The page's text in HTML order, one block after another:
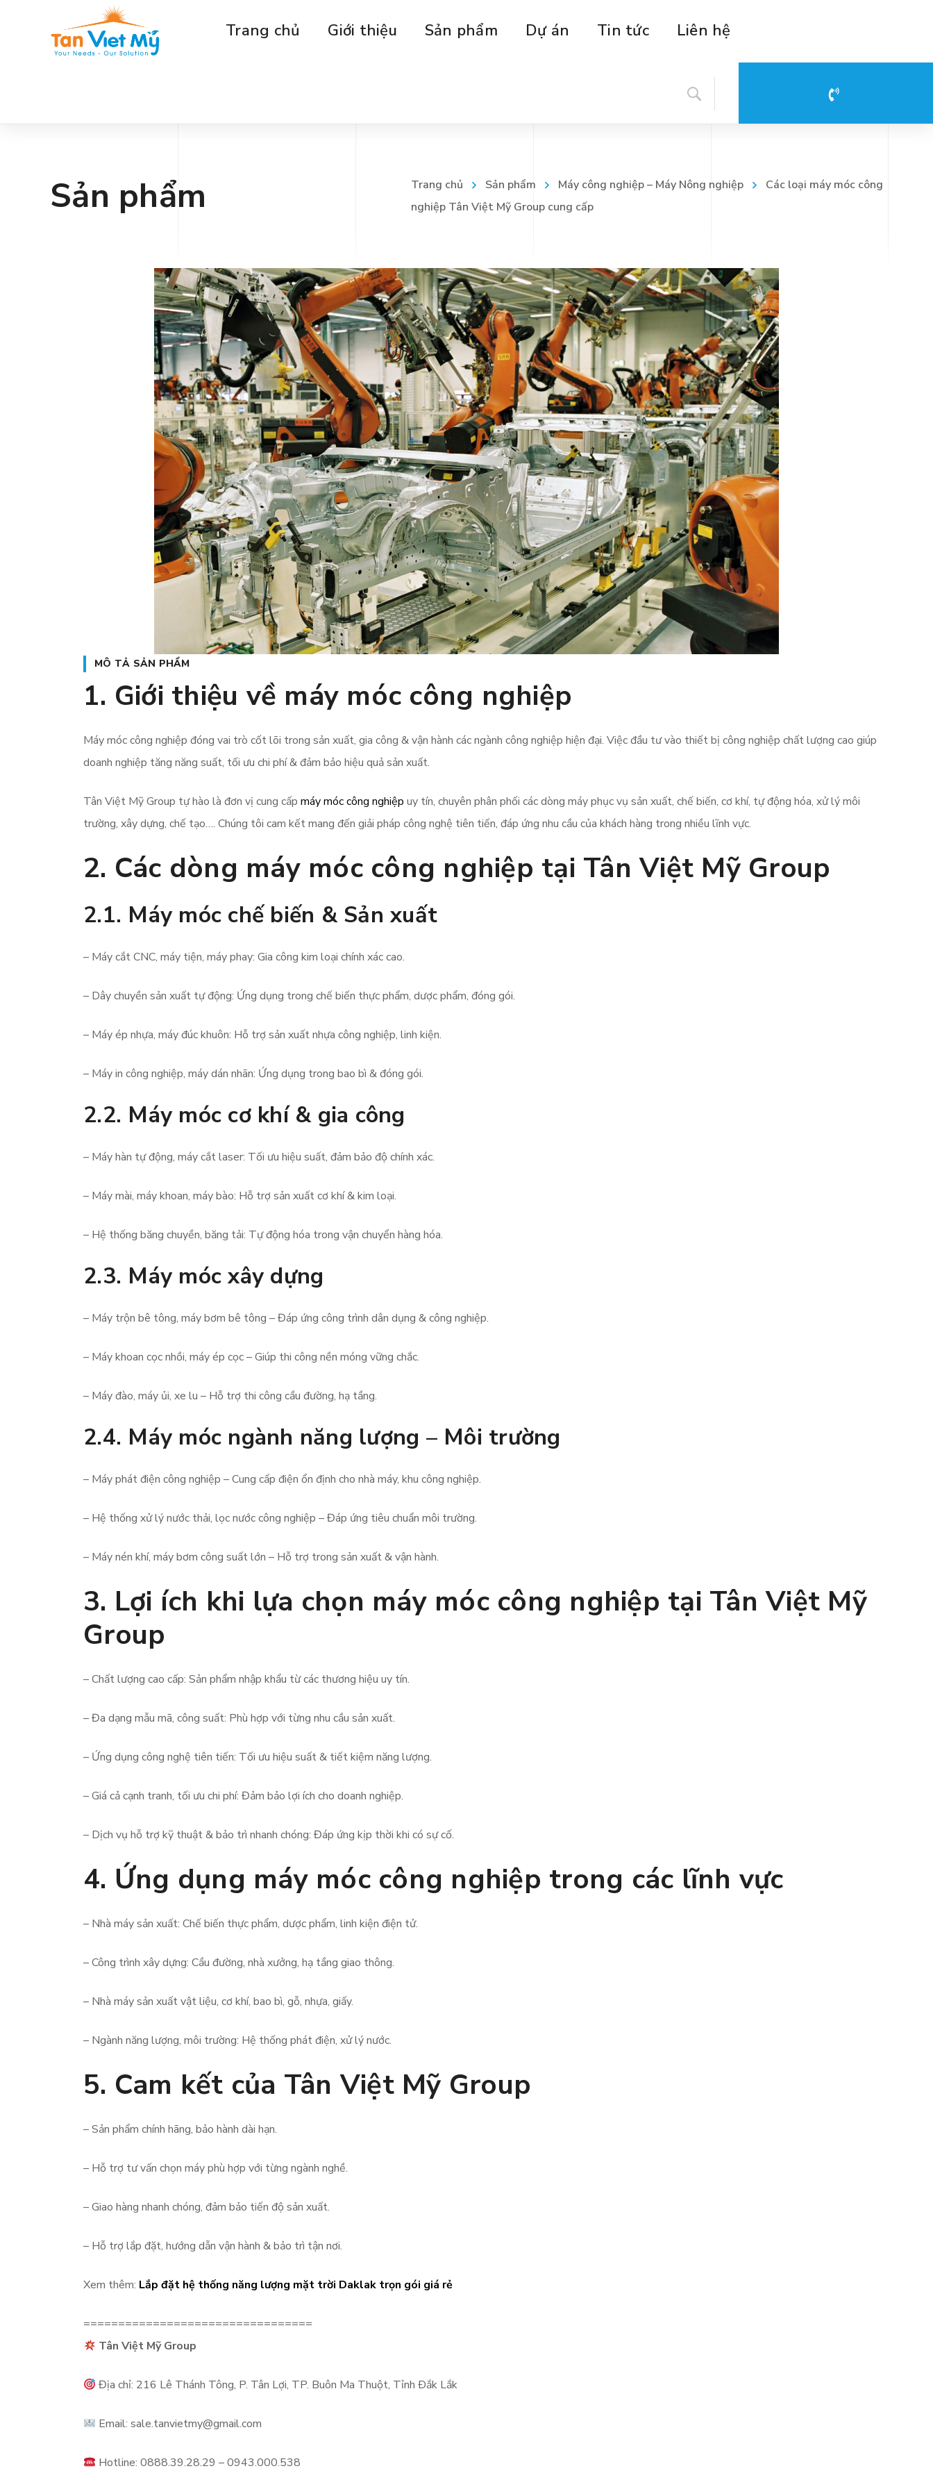
Trang chủ Giới thiệu Sản phẩm Dự án Tin tức Liên hệ
Sản phẩm Trang chủ Sản phẩm Máy công nghiệp – Máy Nông nghiệp
Các loại máy móc công
nghiệp Tân Việt Mỹ Group cung cấp
MÔ TẢ SẢN PHẨM
1. Giới thiệu về máy móc công nghiệp
Máy móc công nghiệp đóng vai trò cốt lõi trong sản xuất, gia công & vận hành các ngành công nghiệp hiện đại. Việc đầu tư vào thiết bị công nghiệp chất lượng cao giúp
doanh nghiệp tăng năng suất, tối ưu chi phí & đảm bảo hiệu quả sản xuất.
Tân Việt Mỹ Group tự hào là đơn vị cung cấp máy móc công nghiệp uy tín, chuyên phân phối các dòng máy phục vụ sản xuất, chế biến, cơ khí, tự động hóa, xử lý môi
trường, xây dựng, chế tạo…. Chúng tôi cam kết mang đến giải pháp công nghệ tiên tiến, đáp ứng nhu cầu của khách hàng trong nhiều lĩnh vực.
2. Các dòng máy móc công nghiệp tại Tân Việt Mỹ Group
2.1. Máy móc chế biến & Sản xuất
– Máy cắt CNC, máy tiện, máy phay: Gia công kim loại chính xác cao.
– Dây chuyền sản xuất tự động: Ứng dụng trong chế biến thực phẩm, dược phẩm, đóng gói.
– Máy ép nhựa, máy đúc khuôn: Hỗ trợ sản xuất nhựa công nghiệp, linh kiện.
– Máy in công nghiệp, máy dán nhãn: Ứng dụng trong bao bì & đóng gói.
2.2. Máy móc cơ khí & gia công
– Máy hàn tự động, máy cắt laser: Tối ưu hiệu suất, đảm bảo độ chính xác.
– Máy mài, máy khoan, máy bào: Hỗ trợ sản xuất cơ khí & kim loại.
– Hệ thống băng chuyền, băng tải: Tự động hóa trong vận chuyển hàng hóa.
2.3. Máy móc xây dựng
– Máy trộn bê tông, máy bơm bê tông – Đáp ứng công trình dân dụng & công nghiệp.
– Máy khoan cọc nhồi, máy ép cọc – Giúp thi công nền móng vững chắc.
– Máy đào, máy ủi, xe lu – Hỗ trợ thi công cầu đường, hạ tầng.
2.4. Máy móc ngành năng lượng – Môi trường
– Máy phát điện công nghiệp – Cung cấp điện ổn định cho nhà máy, khu công nghiệp.
– Hệ thống xử lý nước thải, lọc nước công nghiệp – Đáp ứng tiêu chuẩn môi trường.
– Máy nén khí, máy bơm công suất lớn – Hỗ trợ trong sản xuất & vận hành.
3. Lợi ích khi lựa chọn máy móc công nghiệp tại Tân Việt Mỹ
Group
– Chất lượng cao cấp: Sản phẩm nhập khẩu từ các thương hiệu uy tín.
– Đa dạng mẫu mã, công suất: Phù hợp với từng nhu cầu sản xuất.
– Ứng dụng công nghệ tiên tiến: Tối ưu hiệu suất & tiết kiệm năng lượng.
– Giá cả cạnh tranh, tối ưu chi phí: Đảm bảo lợi ích cho doanh nghiệp.
– Dịch vụ hỗ trợ kỹ thuật & bảo trì nhanh chóng: Đáp ứng kịp thời khi có sự cố.
4. Ứng dụng máy móc công nghiệp trong các lĩnh vực
– Nhà máy sản xuất: Chế biến thực phẩm, dược phẩm, linh kiện điện tử.
– Công trình xây dựng: Cầu đường, nhà xưởng, hạ tầng giao thông.
– Nhà máy sản xuất vật liệu, cơ khí, bao bì, gỗ, nhựa, giấy.
– Ngành năng lượng, môi trường: Hệ thống phát điện, xử lý nước.
5. Cam kết của Tân Việt Mỹ Group
– Sản phẩm chính hãng, bảo hành dài hạn.
– Hỗ trợ tư vấn chọn máy phù hợp với từng ngành nghề.
– Giao hàng nhanh chóng, đảm bảo tiến độ sản xuất.
– Hỗ trợ lắp đặt, hướng dẫn vận hành & bảo trì tận nơi.
Xem thêm: Lắp đặt hệ thống năng lượng mặt trời Daklak trọn gói giá rẻ
=================================
Tân Việt Mỹ Group
Địa chỉ: 216 Lê Thánh Tông, P. Tân Lợi, TP. Buôn Ma Thuột, Tỉnh Ðắk Lắk
Email: sale.tanvietmy@gmail.com
Hotline: 0888.39.28.29 – 0943.000.538